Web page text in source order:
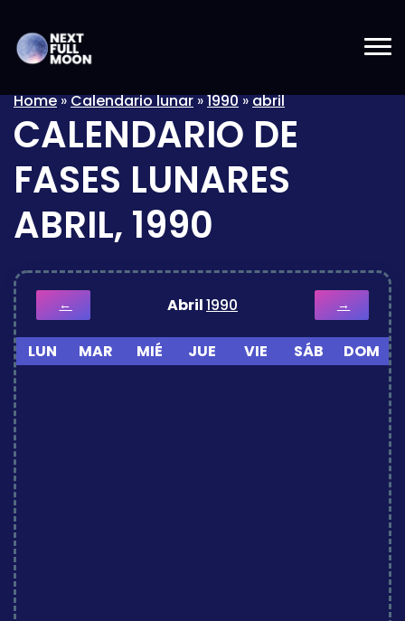
Home»Calendario lunar»1990»abril
CALENDARIO DE
FASES LUNARES
ABRIL, 1990
← Abril1990 →
LUN MAR MIÉ JUE VIE SÁB DOM